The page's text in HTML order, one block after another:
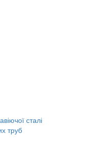
сталі
труб